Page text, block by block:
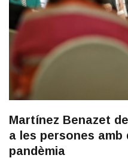
Martínez Benazet
a les persones
pandèmia